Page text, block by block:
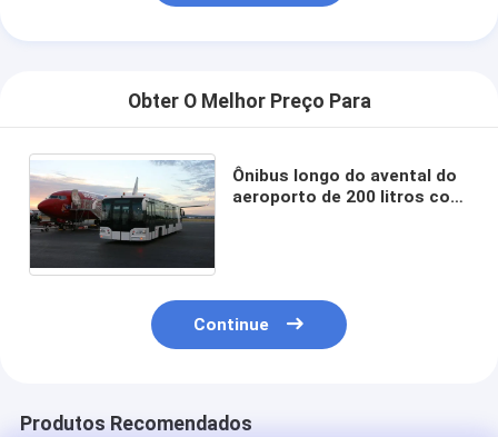
Obter O Melhor Preço Para
Ônibus longo do avental do
aeroporto de 200 litros com
Continue
Produtos Recomendados